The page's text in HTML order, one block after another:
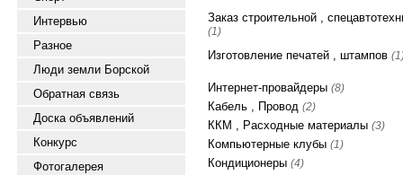
Интервью
Разное
Люди земли Борской
Обратная связь
Доска объявлений
Конкурс
Фотогалерея
Заказ строительной ,
(1)
Изготовление печатей , штампов
Интернет-провайдеры (8)
Кабель , Провод (2)
ККМ , Расходные материалы (3)
Компьютерные клубы (1)
Кондиционеры (4)